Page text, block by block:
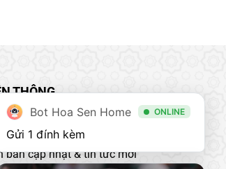
THÔNG
nhận bản tin của chúng tôi
bản cập nhật & tin tức mới
Bot Hoa Sen Home ONLINE
Gửi 1 đính kèm